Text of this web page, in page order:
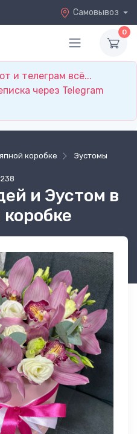
Самовывоз
0
и телеграм всё...
через Telegram
коробке Эустомы
и Эустом в